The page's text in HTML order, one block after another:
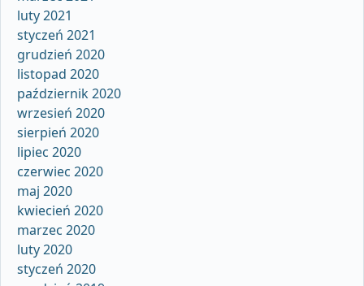
luty 2021
styczeń 2021
grudzień 2020
listopad 2020
październik 2020
wrzesień 2020
sierpień 2020
lipiec 2020
czerwiec 2020
maj 2020
kwiecień 2020
marzec 2020
luty 2020
styczeń 2020